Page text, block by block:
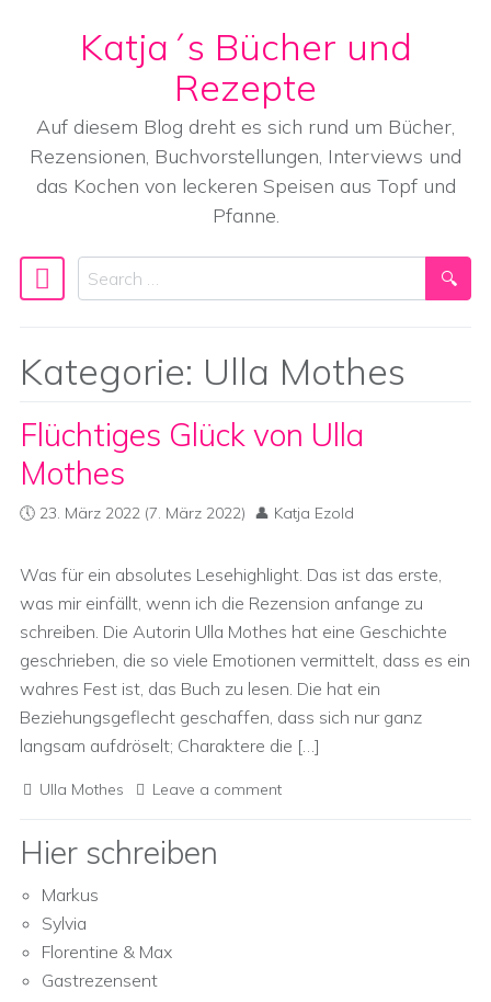
Skip to content
Katja´s Bücher und
Rezepte
Auf diesem Blog dreht es sich rund um Bücher,
Rezensionen, Buchvorstellungen, Interviews und
das Kochen von leckeren Speisen aus Topf und
Pfanne.
Main Navigation
Search
Kategorie: Ulla Mothes
Flüchtiges Glück von Ulla
Mothes
23. März 2022 (7. März 2022) Katja Ezold
Was für ein absolutes Lesehighlight. Das ist das erste,
was mir einfällt, wenn ich die Rezension anfange zu
schreiben. Die Autorin Ulla Mothes hat eine Geschichte
geschrieben, die so viele Emotionen vermittelt, dass es ein
wahres Fest ist, das Buch zu lesen. Die hat ein
Beziehungsgeflecht geschaffen, dass sich nur ganz
langsam aufdröselt; Charaktere die […]
Ulla Mothes Leave a comment
Hier schreiben
Markus
Sylvia
Florentine & Max
Gastrezensent